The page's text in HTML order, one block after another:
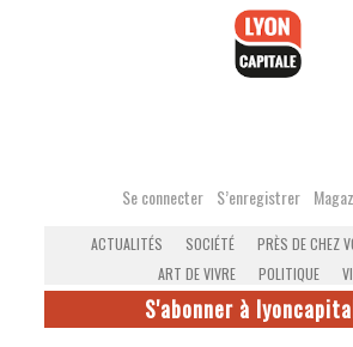
Se connecter S’enregistrer
ACTUALITÉS SOCIÉTÉ PRÈS DE CHEZ
ART DE VIVRE
POLITIQUE
S'abonner à